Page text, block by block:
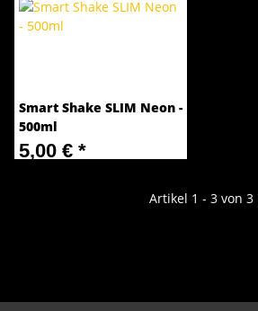
Smart Shake SLIM Neon -
500ml
5,00 € *
Artikel 1 - 3 von 3